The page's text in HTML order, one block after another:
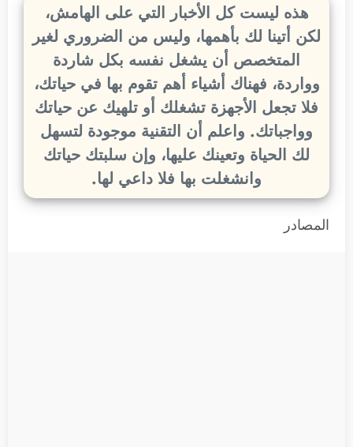
هذه ليست كل الأخبار التي على الهامش،
لكن أتينا لك بأهمها، وليس من الضروري لغير
المتخصص أن يشغل نفسه بكل شاردة
وواردة، فهناك أشياء أهم تقوم بها في حياتك،
فلا تجعل الأجهزة تشغلك أو تلهيك عن حياتك
وواجباتك. واعلم أن التقنية موجودة لتسهل
لك الحياة وتعينك عليها، وإن سلبتك حياتك
وانشغلت بها فلا داعي لها.
المصادر